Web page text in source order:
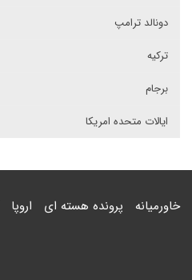
دونالد ترامپ
ترکیه
برجام
ایالات متحده امریکا
خاورمیانه پرونده هسته ای اروپا